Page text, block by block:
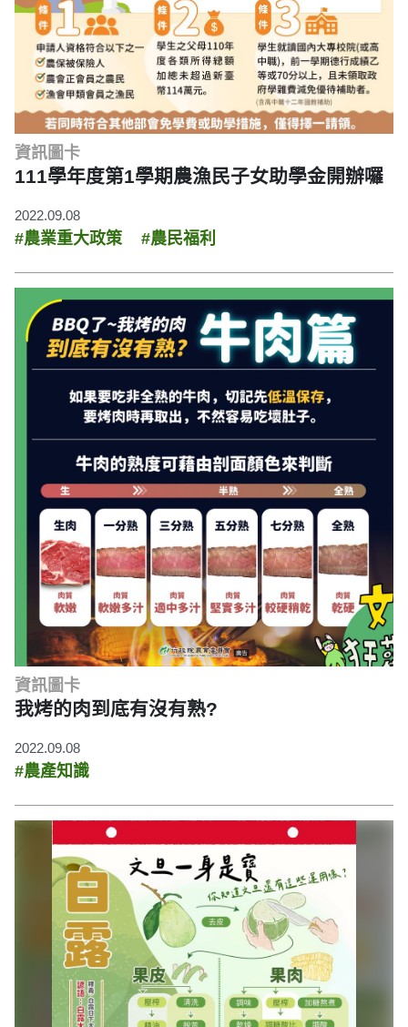
資訊圖卡
111學年度第1學期農漁民子女助學金開辦囉
2022.09.08
#農業重大政策 #農民福利
資訊圖卡
我烤的肉到底有沒有熟?
2022.09.08
#農產知識